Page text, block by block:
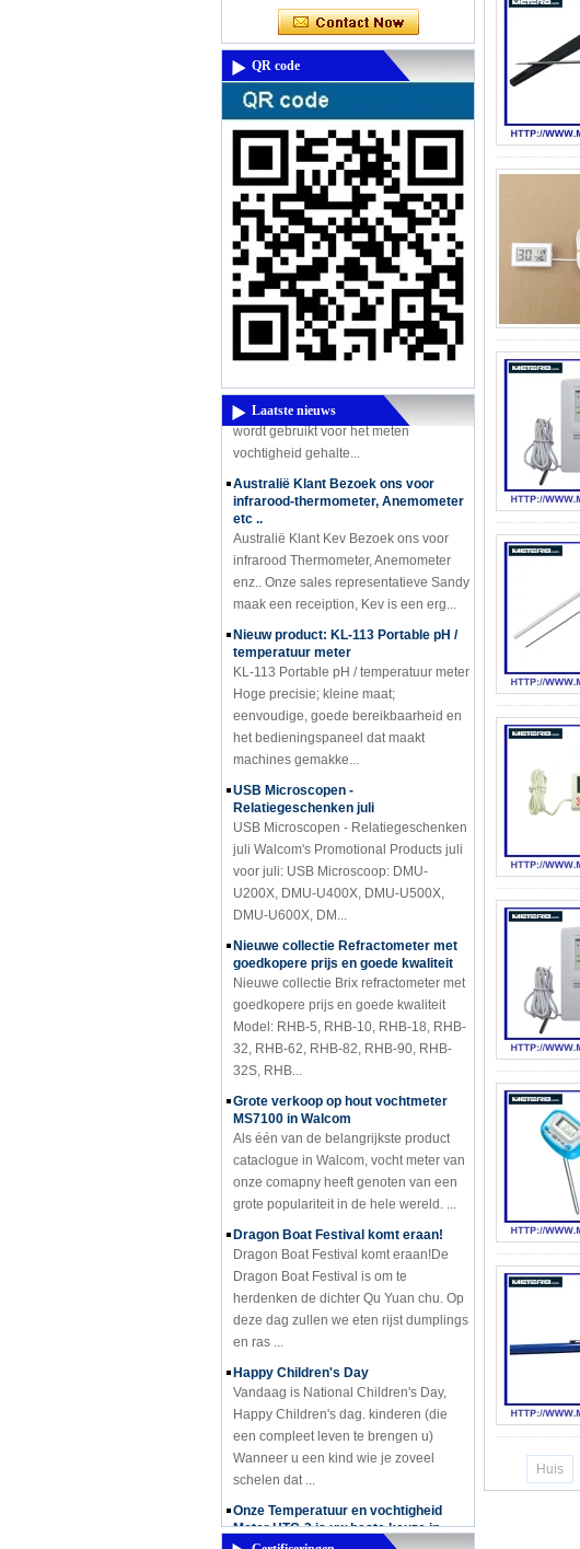
QR code
Laatste nieuws
Een krachtige nieuwe product komt -
High-Frequency vochtmeter DM300M
Een krachtige nieuwe product komt -
High Frequency vochtmeter DM300
wordt gebruikt voor het meten
vochtigheid gehalte...
infrarood-thermometer, Anemometer
etc ..
Australië Klant Kev Bezoek ons ​​voor
infrarood Thermometer, Anemometer
enz.. Onze sales representatieve Sandy
maak een receiption, Kev is een erg...
temperatuur meter
KL-113 Portable pH / temperatuur meter
Hoge precisie; kleine maat;
eenvoudige, goede bereikbaarheid en
het bedieningspaneel dat maakt
machines gemakke...
Relatiegeschenken juli
USB Microscopen - Relatiegeschenken
juli Walcom's Promotional Products juli
voor juli: USB Microscoop: DMU-
U200X, DMU-U400X, DMU-U500X,
DMU-U600X, DM...
goedkopere prijs en goede kwaliteit
Nieuwe collectie Brix refractometer met
goedkopere prijs en goede kwaliteit
Model: RHB-5, RHB-10, RHB-18, RHB-
32, RHB-62, RHB-82, RHB-90, RHB-
32S, RHB...
MS7100 in Walcom
Als één van de belangrijkste product
cataclogue in Walcom, vocht meter van
onze comapny heeft genoten van een
grote populariteit in de hele wereld. ...
Dragon Boat Festival komt eraan!De
Dragon Boat Festival is om te
herdenken de dichter Qu Yuan chu. Op
deze dag zullen we eten rijst dumplings
en ras ...
Vandaag is National Children's Day,
Happy Children's dag. kinderen (die
een compleet leven te brengen u)
Wanneer u een kind wie je zoveel
schelen dat ...
Meter HTC-2 is uw beste keuze in
regenachtige dag
Huis